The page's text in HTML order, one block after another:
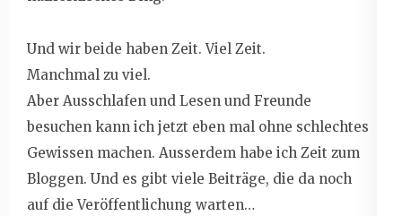
Und wir beide haben Zeit. Viel Zeit.
Manchmal zu viel.
Aber Ausschlafen und Lesen und Freunde
besuchen kann ich jetzt eben mal ohne schlechtes
Gewissen machen. Ausserdem habe ich Zeit zum
Bloggen. Und es gibt viele Beiträge, die da noch
auf die Veröffentlichung warten…